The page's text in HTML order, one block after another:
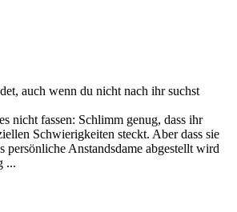
auch wenn du nicht nach ihr suchst
nicht fassen: Schlimm genug, dass ihr
Schwierigkeiten steckt. Aber dass sie
persönliche Anstandsdame abgestellt wird
...